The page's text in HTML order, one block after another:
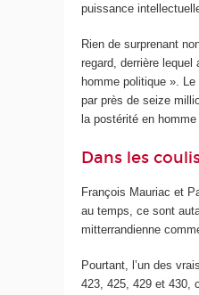
puissance
Rien de surprenant
regard, derrière
homme politique ».
par près de seize
la postérité en
Dans les
François Mauriac et
au temps, ce sont
mitterrandienne
Pourtant, l’un des
423, 425, 429 et 430,